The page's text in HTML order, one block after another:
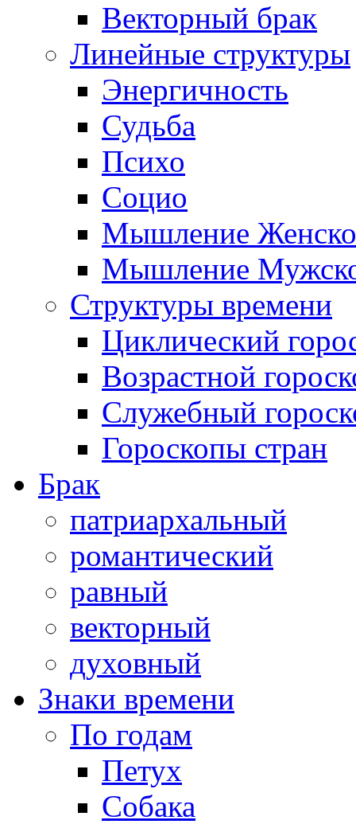
Векторный брак
Линейные структуры
Энергичность
Судьба
Психо
Социо
Мышление
Мышление
Структуры времени
Циклический
Возрастной
Служебный
Гороскопы стран
Брак
патриархальный
романтический
равный
векторный
духовный
Знаки времени
По годам
Петух
Собака